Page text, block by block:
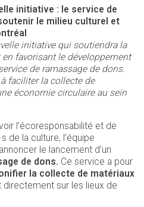
initiative : le service de
le milieu culturel et
initiative qui soutiendra la
favorisant le développement
de ramassage de dons.
faciliter la collecte de
économie circulaire au sein
l’écoresponsabilité et de
de la culture, l’équipe
le lancement d’un
de dons. Ce service a pour
la collecte de matériaux
directement sur les lieux de